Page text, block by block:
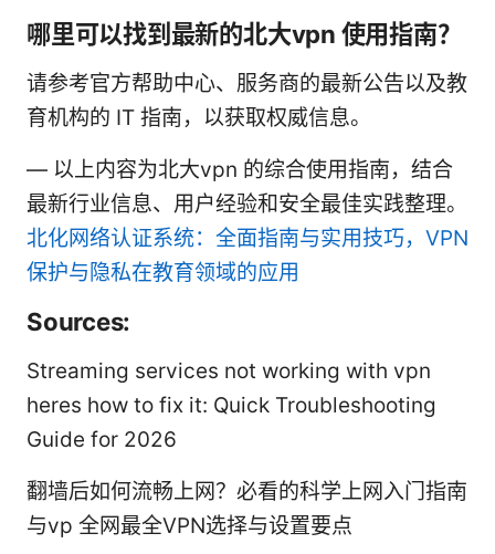
哪里可以找到最新的北大vpn 使用指南？
请参考官方帮助中心、服务商的最新公告以及教
育机构的 IT 指南，以获取权威信息。
— 以上内容为北大vpn 的综合使用指南，结合
最新行业信息、用户经验和安全最佳实践整理。
北化网络认证系统：全面指南与实用技巧，VPN
保护与隐私在教育领域的应用
Sources:
Streaming services not working with vpn
heres how to fix it: Quick Troubleshooting
Guide for 2026
翻墙后如何流畅上网？必看的科学上网入门指南
与vp 全网最全VPN选择与设置要点